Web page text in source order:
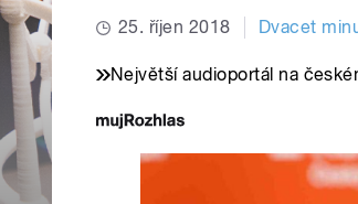
25. říjen 2018 Dvacet
Největší audioportál na